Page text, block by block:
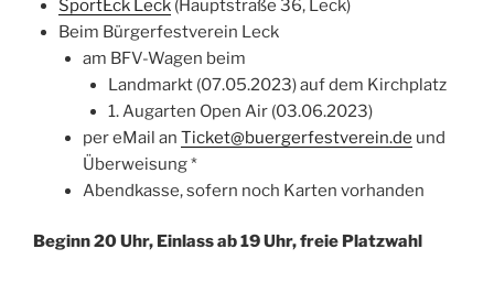
SportEck Leck(Hauptstraße 36, Leck)
Beim Bürgerfestverein Leck
am BFV-Wagen beim
Landmarkt (07.05.2023) auf dem Kirchplatz
1. Augarten Open Air (03.06.2023)
per eMail an Ticket@buergerfestverein.de und
Überweisung *
Abendkasse, sofern noch Karten vorhanden
Beginn 20 Uhr, Einlass ab 19 Uhr, freie Platzwahl